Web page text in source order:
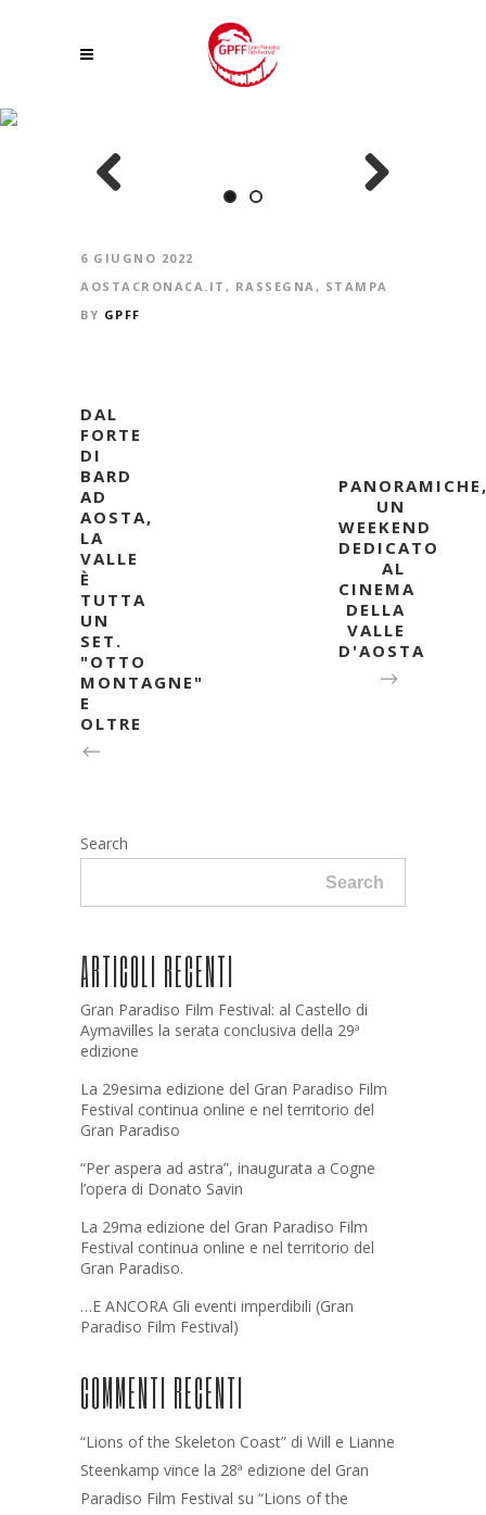
6 GIUGNO 2022
AOSTACRONACA.IT , RASSEGNA, STAMPA
BY GPFF
DAL
FORTE
DI
BARD
AD
AOSTA,
LA
VALLE
È
TUTTA
UN
SET.
"OTTO
MONTAGNE"
E
OLTRE
UN
WEEKEND
DEDICATO
AL
CINEMA
DELLA
VALLE
D'AOSTA
Search
Search
ARTICOLI RECENTI
Gran Paradiso Film Festival: al Castello di
Aymavilles la serata conclusiva della 29ª
edizione
La 29esima edizione del Gran Paradiso Film
Festival continua online e nel territorio del
Gran Paradiso
“Per aspera ad astra”, inaugurata a Cogne
l’opera di Donato Savin
La 29ma edizione del Gran Paradiso Film
Festival continua online e nel territorio del
Gran Paradiso.
…E ANCORA Gli eventi imperdibili (Gran
Paradiso Film Festival)
COMMENTI RECENTI
“Lions of the Skeleton Coast” di Will e Lianne
Steenkamp vince la 28ª edizione del Gran
Paradiso Film Festival su “Lions of the